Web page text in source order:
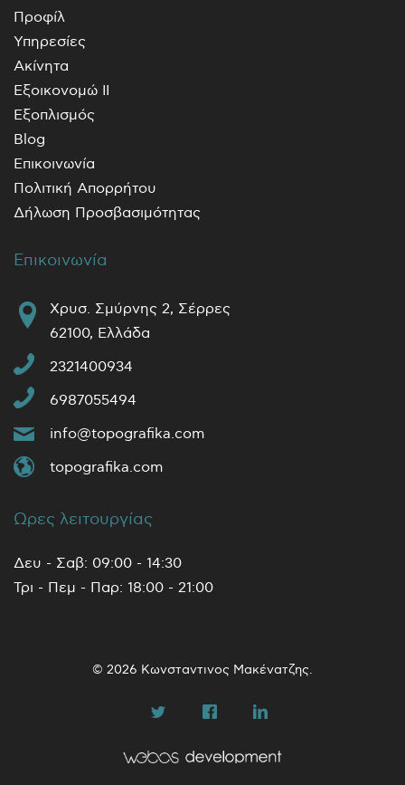
Προφίλ
Υπηρεσίες
Ακίνητα
Εξοικονομώ ΙΙ
Εξοπλισμός
Blog
Επικοινωνία
Πολιτική Απορρήτου
Δήλωση Προσβασιμότητας
Επικοινωνία
Χρυσ. Σμύρνης 2, Σέρρες
62100, Ελλάδα
2321400934
6987055494
info@topografika.com
topografika.com
Ωρες λειτουργίας
Δευ - Σαβ: 09:00 - 14:30
Τρι - Πεμ - Παρ: 18:00 - 21:00
© 2026 Κωνσταντινος Μακένατζης.